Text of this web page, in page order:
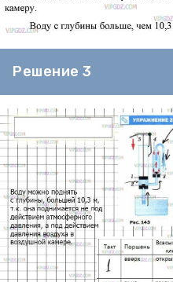
Решение 3